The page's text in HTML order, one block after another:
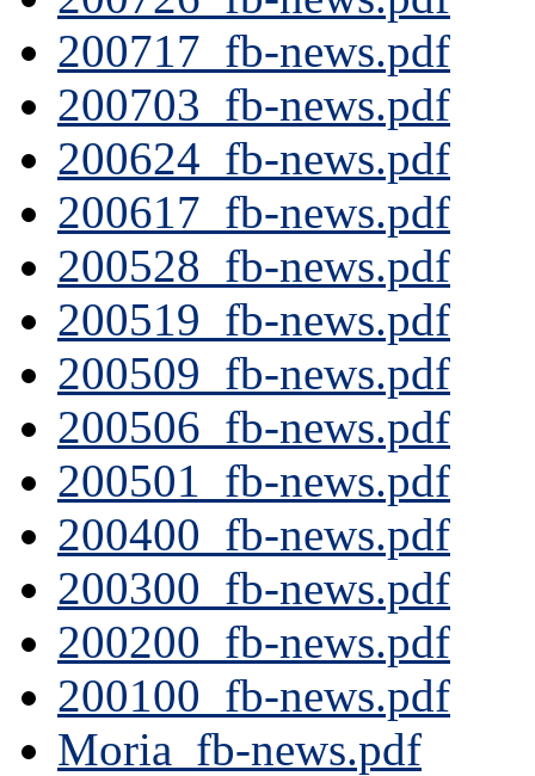
200717_fb-news.pdf
200703_fb-news.pdf
200624_fb-news.pdf
200617_fb-news.pdf
200528_fb-news.pdf
200519_fb-news.pdf
200509_fb-news.pdf
200506_fb-news.pdf
200501_fb-news.pdf
200400_fb-news.pdf
200300_fb-news.pdf
200200_fb-news.pdf
200100_fb-news.pdf
Moria_fb-news.pdf